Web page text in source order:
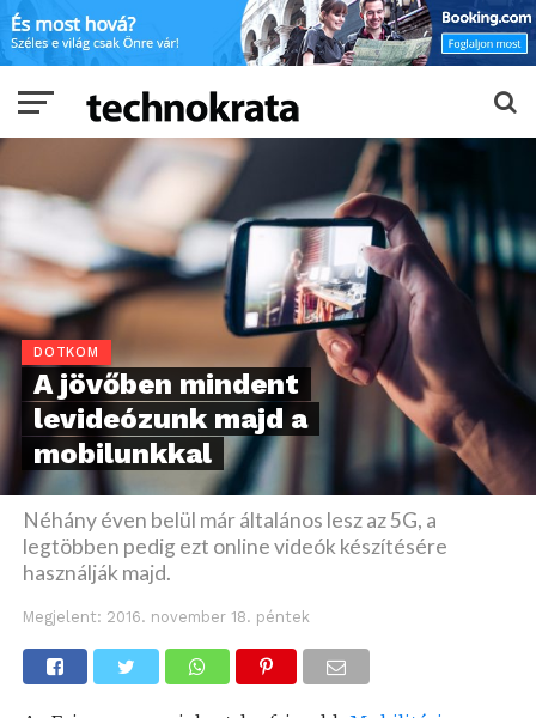
DOTKOM
A jövőben mindent
levideózunk majd a
mobilunkkal
Néhány éven belül már általános lesz az 5G, a
legtöbben pedig ezt online videók készítésére
használják majd.
Megjelent: 2016. november 18. péntek